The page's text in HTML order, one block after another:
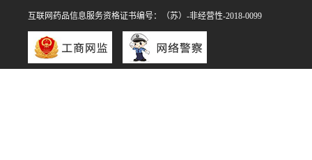
互联网药品信息服务资格证书编号：（苏）-非经营性-2018-0099